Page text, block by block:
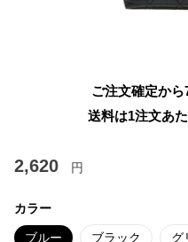
ご注文確定か
送料は1注文あ
2,620 円
カラー
ブルー ブラック グ